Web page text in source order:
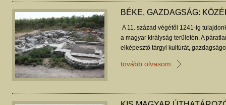
BÉKE, GAZDAGSÁG:
A 11. század végétől 1241-ig
a magyar királyság területén. A
elképesztő tárgyi kultúrát,
tovább olvasom